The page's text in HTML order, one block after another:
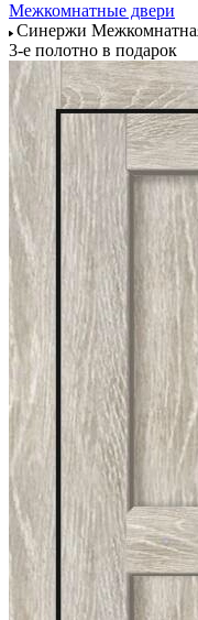
Межкомнатные двери
Синержи
3-е полотно в подарок